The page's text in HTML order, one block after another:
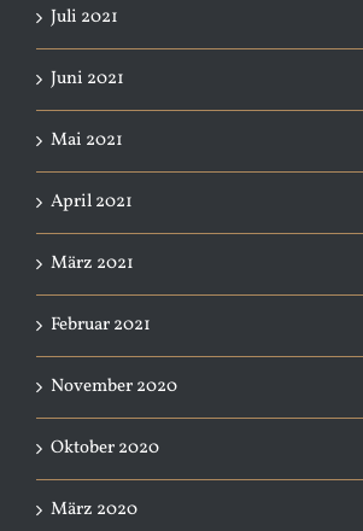
Juli 2021
Juni 2021
Mai 2021
April 2021
März 2021
Februar 2021
November 2020
Oktober 2020
März 2020